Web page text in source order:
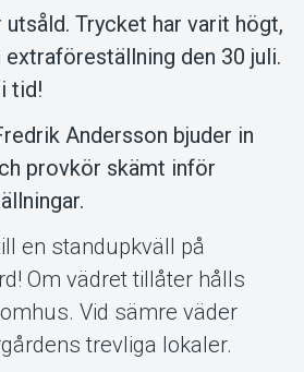
Tickster
Trycket har varit högt,
extraföreställning den 30 juli.
tid!
Andersson bjuder in
provkör skämt inför
en standupkväll på
Om vädret tillåter hålls
Vid sämre väder
trevliga lokaler.